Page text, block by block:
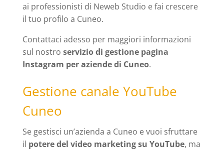
ai professionisti di Neweb Studio e fai crescere
il tuo profilo a Cuneo.
Contattaci adesso per maggiori informazioni
sul nostro servizio di gestione pagina
Instagram per aziende di Cuneo.
Gestione canale YouTube
Cuneo
Se gestisci un’azienda a Cuneo e vuoi sfruttare
il potere del video marketing su YouTube, ma